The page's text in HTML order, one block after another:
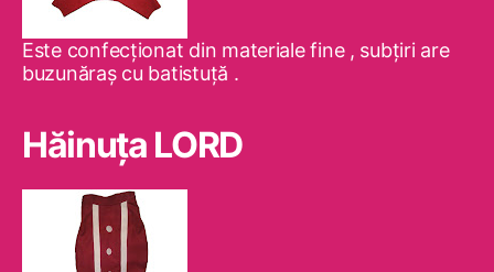
Este confecţionat din materiale fine , subţiri are
buzunăraş cu batistuţă .
Hăinuţa LORD